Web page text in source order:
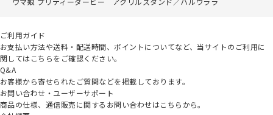
ご利用ガイド
お支払い方法や送料・配送時間、ポイントについてなど、当サイトのご利用に
関してはこちらをご確認ください。
Q&A
お客様から寄せられたご質問などを掲載しております。
お問い合わせ・ユーザーサポート
商品の仕様、通信販売に関するお問い合わせはこちらから。